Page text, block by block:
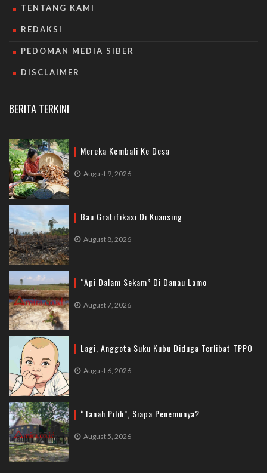
TENTANG KAMI
REDAKSI
PEDOMAN MEDIA SIBER
DISCLAIMER
BERITA TERKINI
Mereka Kembali Ke Desa
August 9, 2026
Bau Gratifikasi Di Kuansing
August 8, 2026
“Api Dalam Sekam” Di Danau Lamo
August 7, 2026
Lagi, Anggota Suku Kubu Diduga Terlibat TPPO
August 6, 2026
“Tanah Pilih”, Siapa Penemunya?
August 5, 2026